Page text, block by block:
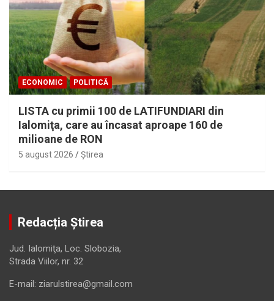
ECONOMIC POLITICĂ
LISTA cu primii 100 de LATIFUNDIARI din
Ialomiţa, care au încasat aproape 160 de
milioane de RON
5 august 2026 Ştirea
Redacția Știrea
Jud. Ialomiţa, Loc. Slobozia,
Strada Viilor, nr. 32
E-mail: ziarulstirea@gmail.com